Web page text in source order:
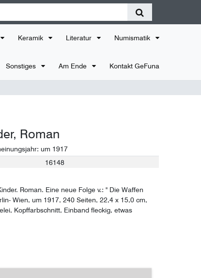
Keramik Literatur Numismatik
Sonstiges Am Ende Kontakt GeFuna
Roman
um 1917
16148
Roman. Eine neue Folge v.: " Die Waffen
Wien, um 1917, 240 Seiten, 22,4 x 15,0 cm,
Kopffarbschnitt, Einband fleckig, etwas